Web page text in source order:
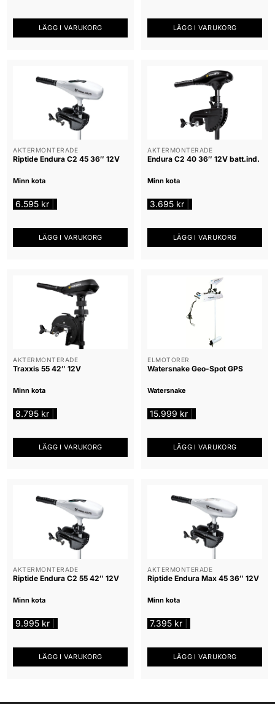
LÄGG I VARUKORG LÄGG I VARUKORG
AKTERMONTERADE
Riptide Endura C2 45 36″ 12V
Minn kota
6.595 kr
LÄGG I VARUKORG
AKTERMONTERADE
Endura C2 40 36″ 12V batt.ind.
Minn kota
3.695 kr
LÄGG I VARUKORG
AKTERMONTERADE
Traxxis 55 42″ 12V
Minn kota
8.795 kr
LÄGG I VARUKORG
ELMOTORER
Watersnake Geo-Spot GPS
Watersnake
15.999 kr
LÄGG I VARUKORG
AKTERMONTERADE
Riptide Endura C2 55 42″ 12V
Minn kota
9.995 kr
LÄGG I VARUKORG
AKTERMONTERADE
Riptide Endura Max 45 36″ 12V
Minn kota
7.395 kr
LÄGG I VARUKORG